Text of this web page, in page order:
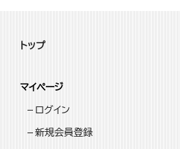
トップ
マイページ
ログイン
新規会員登録